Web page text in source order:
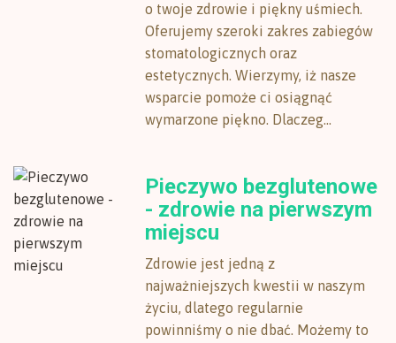
o twoje zdrowie i piękny uśmiech.
Oferujemy szeroki zakres zabiegów
stomatologicznych oraz
estetycznych. Wierzymy, iż nasze
wsparcie pomoże ci osiągnąć
wymarzone piękno. Dlaczeg...
Pieczywo bezglutenowe
- zdrowie na pierwszym
miejscu
Zdrowie jest jedną z
najważniejszych kwestii w naszym
życiu, dlatego regularnie
powinniśmy o nie dbać. Możemy to